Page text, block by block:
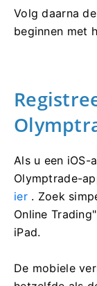
Volg daarna
beginnen met
Als u een
Olymptrade-
ier. Zoek
Online
iPad.
De mobiele